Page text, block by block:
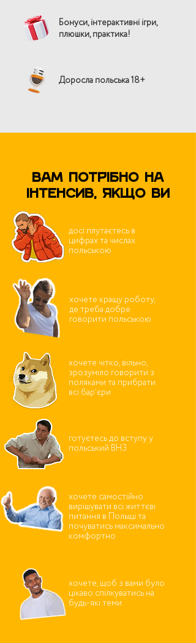
Бонуси, інтерактивні ігри,
плюшки, практика!
Доросла польська 18+
Вам потрібно на
інтенсив, якщо ви
досі плутаєтесь в
цифрах та числах
польською
хочете кращу роботу,
де треба добре
говорити польською
хочете чітко, вільно,
зрозуміло говорити з
поляками та прибрати
всі барʼєри
готуєтесь до вступу у
польський ВНЗ
хочете самостійно
вирішувати всі життєві
питання в Польщі та
почуватись максимально
комфортно
хочете, щоб з вами було
цікаво спілкуватись на
будь-які теми